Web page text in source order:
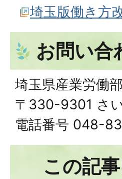
埼玉版働き方
お問い合
埼玉県産業労働
〒330-9301 さ
電話番号 048-
この記